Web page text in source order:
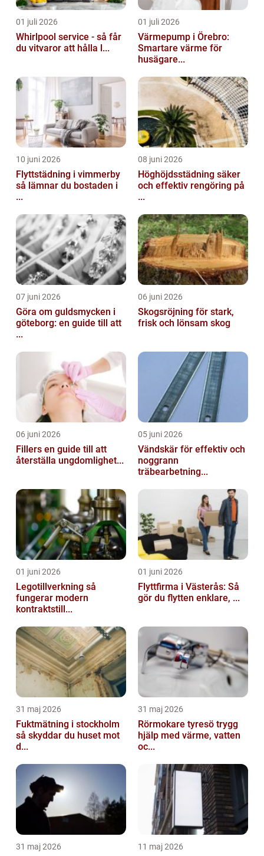
01 juli 2026
Whirlpool service - så får
du vitvaror att hålla l...
01 juli 2026
Värmepump i Örebro:
Smartare värme för
husägare...
10 juni 2026
Flyttstädning i vimmerby
så lämnar du bostaden i
...
08 juni 2026
Höghöjdsstädning säker
och effektiv rengöring på
...
07 juni 2026
Göra om guldsmycken i
göteborg: en guide till att
...
06 juni 2026
Skogsröjning för stark,
frisk och lönsam skog
06 juni 2026
Fillers en guide till att
återställa ungdomlighet...
05 juni 2026
Vändskär för effektiv och
noggrann
träbearbetning...
01 juni 2026
Legotillverkning så
fungerar modern
kontraktstill...
01 juni 2026
Flyttfirma i Västerås: Så
gör du flytten enklare, ...
31 maj 2026
Fuktmätning i stockholm
så skyddar du huset mot
d...
31 maj 2026
Rörmokare tyresö trygg
hjälp med värme, vatten
oc...
31 maj 2026 11 maj 2026